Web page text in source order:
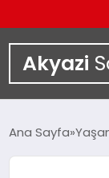
Akyazi
SIYASET
Ana Sayfa